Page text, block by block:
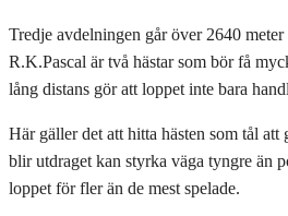
Tredje avdelningen går över 2640
R.K.Pascal är två hästar som bör få
lång distans gör att loppet inte bara
Här gäller det att hitta hästen som tål
blir utdraget kan styrka väga tyngre än
loppet för fler än de mest spelade.